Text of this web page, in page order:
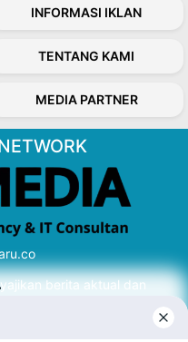
INFORMASI IKLAN
TENTANG KAMI
MEDIA PARTNER
berita aktual dan
sumber yang tepat.